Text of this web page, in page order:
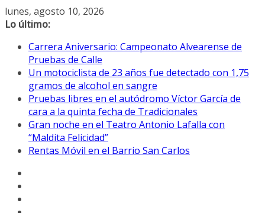
Saltar
al
lunes, agosto 10, 2026
Lo último:
Carrera Aniversario: Campeonato Alvearense de
Pruebas de Calle
Un motociclista de 23 años fue detectado con 1,75
gramos de alcohol en sangre
Pruebas libres en el autódromo Víctor García de
cara a la quinta fecha de Tradicionales
Gran noche en el Teatro Antonio Lafalla con
“Maldita Felicidad”
Rentas Móvil en el Barrio San Carlos